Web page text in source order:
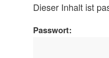
Dieser Inhalt ist
Passwort: